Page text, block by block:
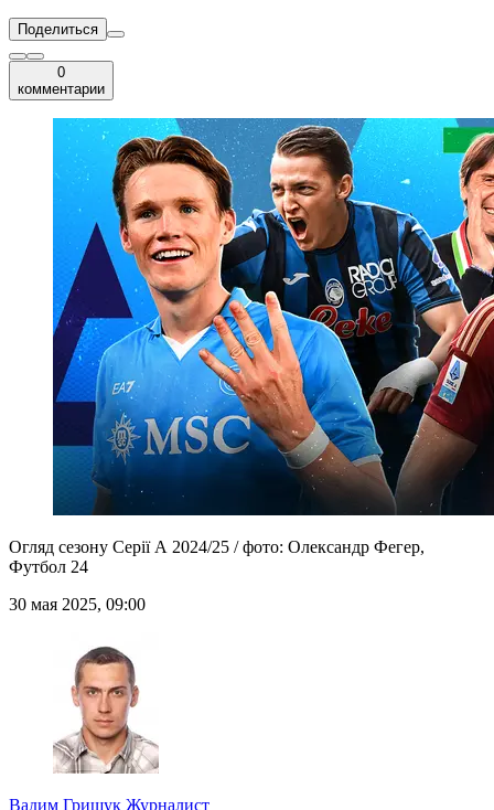
Поделиться
0
комментарии
Огляд сезону Серії А 2024/25 / фото: Олександр Фегер,
Футбол 24
30 мая 2025, 09:00
Вадим Грищук Журналист